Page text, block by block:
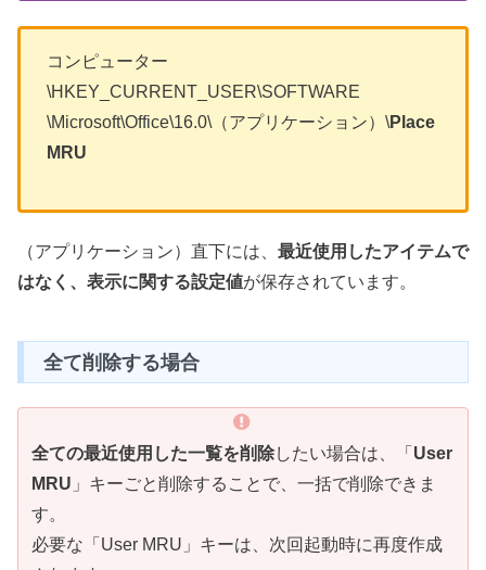
コンピューター
\HKEY_CURRENT_USER\SOFTWARE
\Microsoft\Office\16.0\（アプリケーション）\Place
MRU
（アプリケーション）直下には、 最近使用したアイテムで
はなく、表示に関する設定値が保存されています。
全て削除する場合
全ての最近使用した一覧を削除したい場合は、「 User
MRU 」キーごと削除することで、一括で削除できま
す。
必要な「User MRU」キーは、次回起動時に再度作成